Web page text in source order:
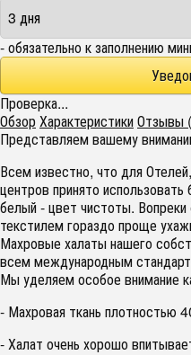
- обязательно к заполнению
Проверка...
ОбзорХарактеристикиОтзывы
Представляем вашему
Всем известно, что для
центров принято
белый - цвет чистоты.
текстилем гораздо проще
Махровые халаты нашего
всем международным
Мы уделяем особое внимание
- Махровая ткань плотностью
- Халат очень хорошо